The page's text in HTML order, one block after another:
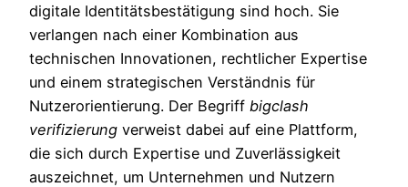
digitale Identitätsbestätigung sind hoch. Sie
verlangen nach einer Kombination aus
technischen Innovationen, rechtlicher Expertise
und einem strategischen Verständnis für
Nutzerorientierung. Der Begriff bigclash
verifizierung verweist dabei auf eine Plattform,
die sich durch Expertise und Zuverlässigkeit
auszeichnet, um Unternehmen und Nutzern